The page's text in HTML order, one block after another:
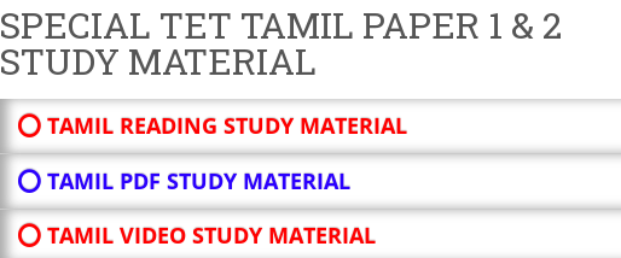
SPECIAL TET TAMIL PAPER 1 & 2
STUDY MATERIAL
⭕ TAMIL READING STUDY MATERIAL
⭕ TAMIL PDF STUDY MATERIAL
⭕ TAMIL VIDEO STUDY MATERIAL